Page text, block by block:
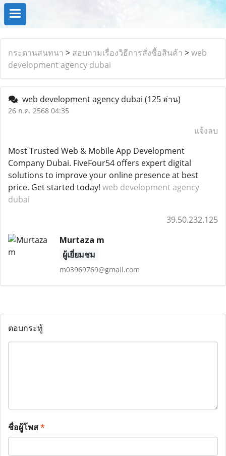
กระดานสนทนา > สอบถามเรื่องวิธีการสั่งซื้อสินค้า >web
development agency dubai
web development agency dubai (125 อ่าน)
26 ก.ค. 2568 04:35
แจ้งลบ
Most Trusted Web & Mobile App Development
Company Dubai. FiveFour54 offers expert digital
solutions to improve your online presence at best
price. Get started today! web development agency
dubai
39.50.232.125
Murtaza m
ผู้เยี่ยมชม
m03969769@gmail.com
ตอบกระทู้
ชื่อผู้โพส*